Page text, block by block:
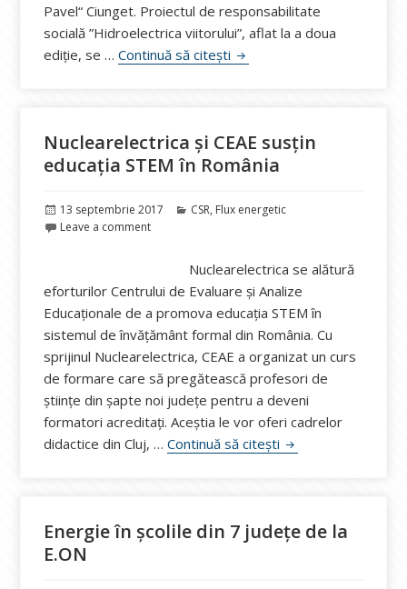
Pavel“ Ciunget. Proiectul de responsabilitate
socială ”Hidroelectrica viitorului”, aflat la a doua
ediție, se …Continuă să citești Hidroelectrica invită tinerii
Nuclearelectrica și CEAE susțin
educația STEM în România
Publicat
pe
13 septembrie 2017 Categorii
CSR, Flux energetic
Leave a comment
Nuclearelectrica se alătură
eforturilor Centrului de Evaluare și Analize
Educaționale de a promova educația STEM în
sistemul de învățământ formal din România. Cu
sprijinul Nuclearelectrica, CEAE a organizat un curs
de formare care să pregătească profesori de
științe din șapte noi județe pentru a deveni
formatori acreditați. Aceștia le vor oferi cadrelor
didactice din Cluj, …Continuă să citești Nuclearelectrica și
Energie în școlile din 7 județe de la
E.ON